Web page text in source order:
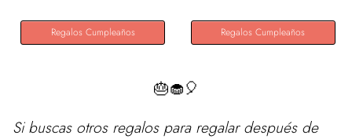
Regalos Cumpleaños Regalos Cumpleaños
🎂🧁🎈
Si buscas otros regalos para regalardespués de